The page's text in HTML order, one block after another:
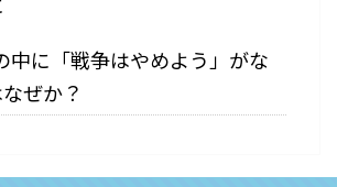
中に「戦争はやめよう」がな
ぜか？